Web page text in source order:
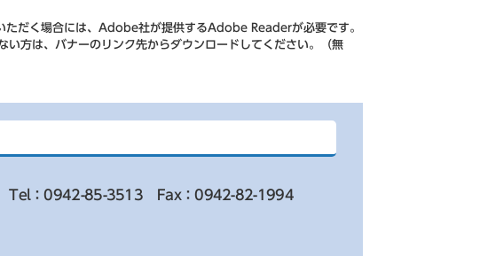
ただく場合には、Adobe社が提供するAdobe Readerが必要です。
方は、バナーのリンク先からダウンロードしてください。（無
Tel：0942-85-3513 Fax：0942-82-1994